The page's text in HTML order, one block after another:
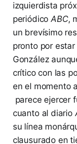
izquierdista
periódicoABC,
un brevísimo
pronto por
González
crítico con las
en el momento
parece ejercer
cuanto al diario
su línea
clausurado en